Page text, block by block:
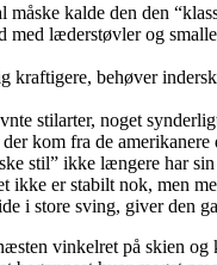
måske kalde den den
med læderstøvler og
kraftigere, behøver
stilarter, noget
kom fra de
stil” ikke længere har
ikke er stabilt nok, men
i store sving, giver den
vinkelret på skien